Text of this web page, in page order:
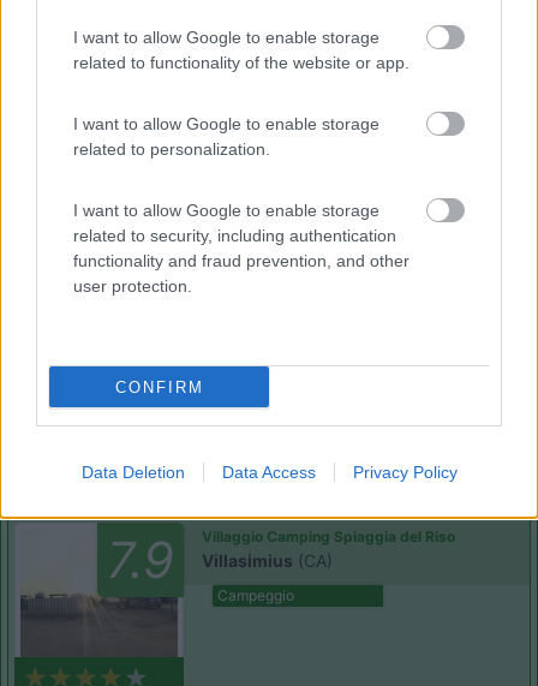
I want to allow Google to enable storage
related to functionality of the website or app.
I want to allow Google to enable storage
related to personalization.
I want to allow Google to enable storage
related to security, including authentication
functionality and fraud prevention, and other
user protection.
CONFIRM
Data Deletion Data Access Privacy Policy
7 Santa Margherita di Pula (CA)
Campeggio
La Foce
7.9 Villaggio Camping Spiaggia del Riso
Villasimius (CA)
Campeggio